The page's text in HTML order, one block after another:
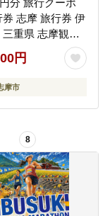
分 旅行クーポ
券 志摩 旅行券 伊
重県 志摩観光
泊 体験 旅行 伊勢
ケット 金券 いせ
んこう りょこう
円 100000円 十万
円
摩市
8